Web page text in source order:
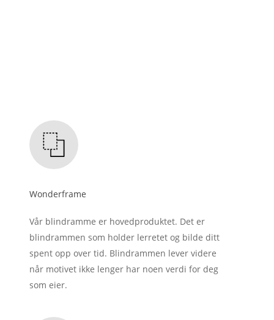
Wonderframe
Vår blindramme er hovedproduktet. Det er
blindrammen som holder lerretet og bilde ditt
spent opp over tid. Blindrammen lever videre
når motivet ikke lenger har noen verdi for deg
som eier.